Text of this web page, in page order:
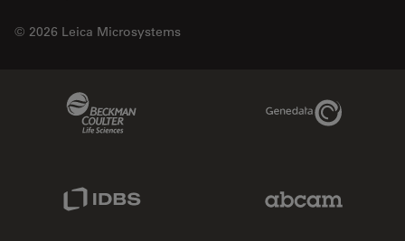
© 2026 Leica Microsystems
Genedata Link